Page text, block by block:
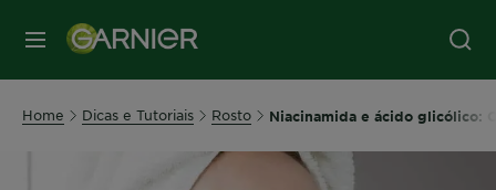
MENU
Home Dicas e Tutoriais Rosto Niacinamida e ácido glicólico: